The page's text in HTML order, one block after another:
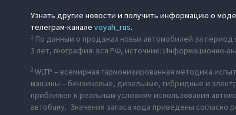
Узнать другие новости и получить информацию о
телеграм-канале voyah_rus.
1 По данным о продажах новых автомобилей за период
3 лет, география: вся РФ, источник: Информационно-
2 WLTP – всемирная гармонизированная методика
машины – бензиновые, дизельные, гибридные и
приближен к реальным условиям использования
автобану. Значения запаса хода приведены согласно